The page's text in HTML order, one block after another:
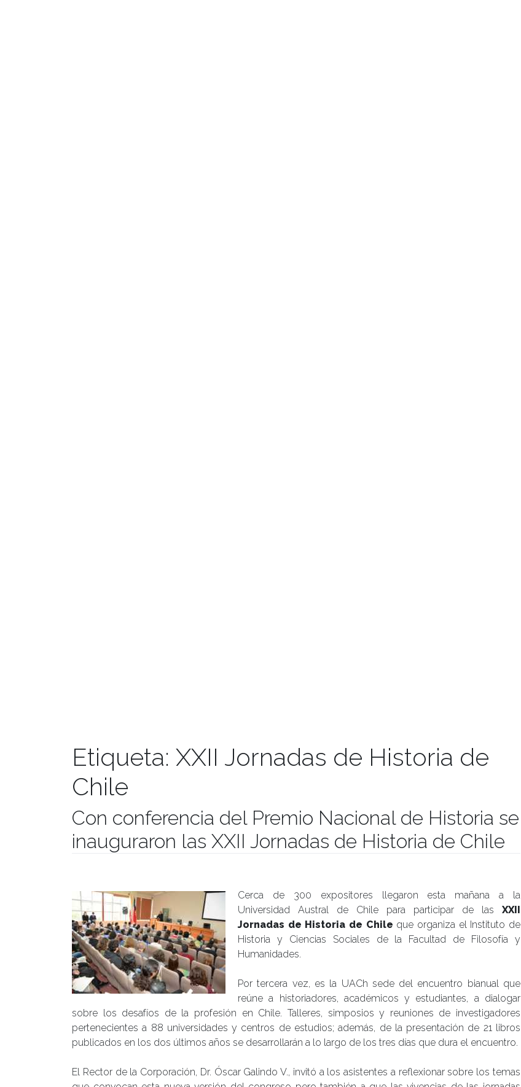
Etiqueta: XXII Jornadas de Historia de
Chile
Con conferencia del Premio Nacional de Historia se
inauguraron las XXII Jornadas de Historia de Chile
Cerca de 300 expositores llegaron esta mañana a la
Universidad Austral de Chile para participar de las XXII
Jornadas de Historia de Chile que organiza el Instituto de
Historia y Ciencias Sociales de la Facultad de Filosofía y
Humanidades.
Por tercera vez, es la UACh sede del encuentro bianual que
reúne a historiadores, académicos y estudiantes, a dialogar
sobre los desafíos de la profesión en Chile. Talleres, simposios y reuniones de investigadores
pertenecientes a 88 universidades y centros de estudios; además, de la presentación de 21 libros
publicados en los dos últimos años se desarrollarán a lo largo de los tres días que dura el encuentro.
El Rector de la Corporación, Dr. Óscar Galindo V., invitó a los asistentes a reflexionar sobre los temas